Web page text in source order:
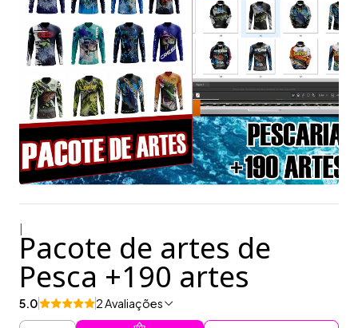
Pacote de artes de
Pesca +190 artes
5.0 2 Avaliações